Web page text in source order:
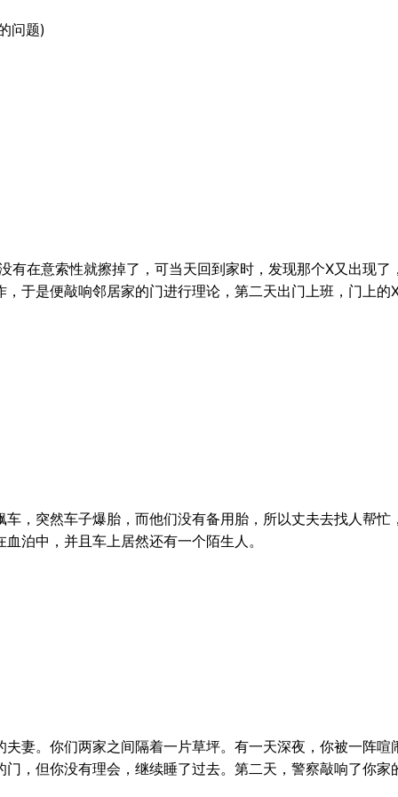
问题)
有在意索性就擦掉了，可当天回到家时，发现那个X又出现
于是便敲响邻居家的门进行理论，第二天出门上班，门上
，突然车子爆胎，而他们没有备用胎，所以丈夫去找人帮
泊中，并且车上居然还有一个陌生人。
妻。你们两家之间隔着一片草坪。有一天深夜，你被一阵
，但你没有理会，继续睡了过去。第二天，警察敲响了你家